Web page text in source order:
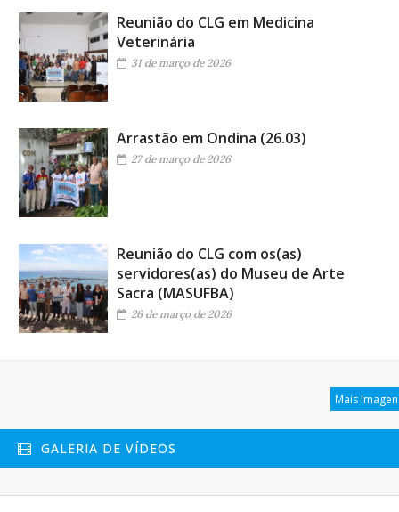
Reunião do CLG em Medicina
Veterinária
31 de março de 2026
Arrastão em Ondina (26.03)
27 de março de 2026
Reunião do CLG com os(as)
servidores(as) do Museu de Arte
Sacra (MASUFBA)
26 de março de 2026
Mais
GALERIA DE VÍDEOS